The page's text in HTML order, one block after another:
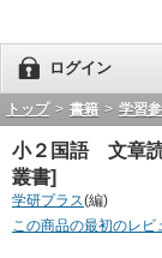
ログイン
トップ > 書籍 > 学習
小２国語 文章読
叢書]
学研プラス(編)
この商品の最初のレビ